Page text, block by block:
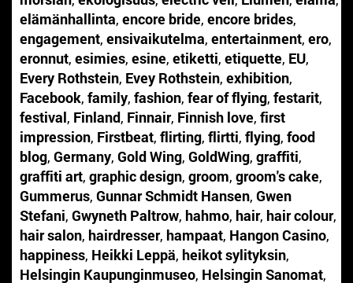
elämänhallinta, encore bride, encore brides,
engagement, ensivaikutelma, entertainment, ero,
eronnut, esimies, esine, etiketti, etiquette, EU,
Every Rothstein, Evey Rothstein, exhibition,
Facebook, family, fashion, fear of flying, festarit,
festival, Finland, Finnair, Finnish love, first
impression, Firstbeat, flirting, flirtti, flying, food
blog, Germany, Gold Wing, GoldWing, graffiti,
graffiti art, graphic design, groom, groom's cake,
Gummerus, Gunnar Schmidt Hansen, Gwen
Stefani, Gwyneth Paltrow, hahmo, hair, hair colour,
hair salon, hairdresser, hampaat, Hangon Casino,
happiness, Heikki Leppä, heikot sylityksin,
Helsingin Kaupunginmuseo, Helsingin Sanomat,